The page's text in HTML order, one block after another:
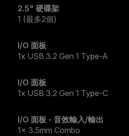
2.5" 硬碟架
1 (最多2個)
I/O 面板
1x USB 3.2 Gen 1 Type-A
I/O 面板
1x USB 3.2 Gen 1 Type-C
I/O 面板 - 音效輸入/輸出
1x 3.5mm Combo